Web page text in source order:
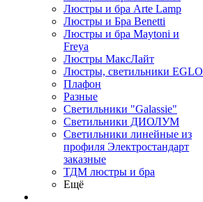
Люстры и бра Arte Lamp
Люстры и Бра Benetti
Люстры и бра Maytoni и
Freya
Люстры МаксЛайт
Люстры, светильники EGLO
Плафон
Разные
Светильники "Galassie"
Светильники ДИОЛУМ
Светильники линейные из
профиля Электростандарт
заказные
ТДМ люстры и бра
Ещё